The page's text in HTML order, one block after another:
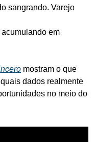
sangrando. Varejo
em
mostram o que
dados realmente
no meio do